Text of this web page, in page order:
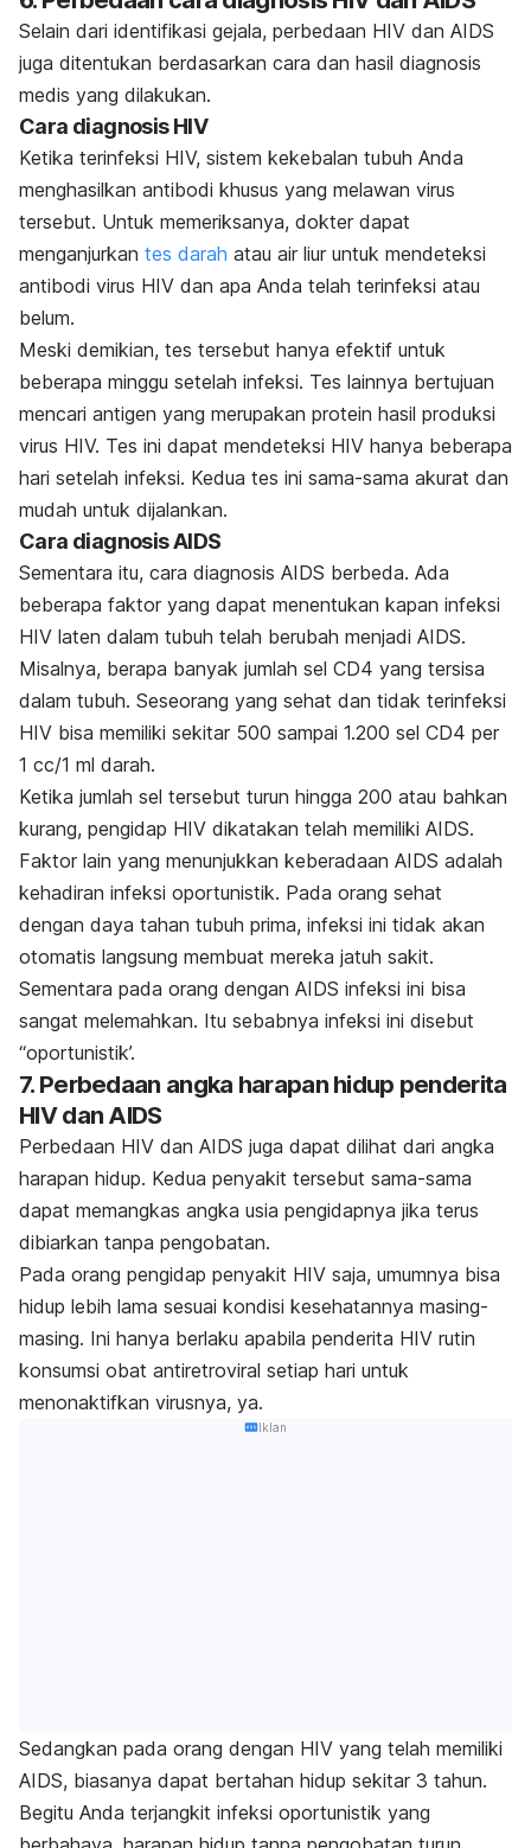
Selain dari identifikasi gejala, perbedaan HIV dan AIDS
juga ditentukan berdasarkan cara dan hasil diagnosis
medis yang dilakukan.
Cara diagnosis HIV
Ketika terinfeksi HIV, sistem kekebalan tubuh Anda
menghasilkan antibodi khusus yang melawan virus
tersebut. Untuk memeriksanya, dokter dapat
menganjurkan tes darah atau air liur untuk mendeteksi
antibodi virus HIV dan apa Anda telah terinfeksi atau
belum.
Meski demikian, tes tersebut hanya efektif untuk
beberapa minggu setelah infeksi. Tes lainnya bertujuan
mencari antigen yang merupakan protein hasil produksi
virus HIV. Tes ini dapat mendeteksi HIV hanya beberapa
hari setelah infeksi. Kedua tes ini sama-sama akurat dan
mudah untuk dijalankan.
Cara diagnosis AIDS
Sementara itu, cara diagnosis AIDS berbeda. Ada
beberapa faktor yang dapat menentukan kapan infeksi
HIV laten dalam tubuh telah berubah menjadi AIDS.
Misalnya, berapa banyak jumlah sel CD4 yang tersisa
dalam tubuh. Seseorang yang sehat dan tidak terinfeksi
HIV bisa memiliki sekitar 500 sampai 1.200 sel CD4 per
1 cc/1 ml darah.
Ketika jumlah sel tersebut turun hingga 200 atau bahkan
kurang, pengidap HIV dikatakan telah memiliki AIDS.
Faktor lain yang menunjukkan keberadaan AIDS adalah
kehadiran infeksi oportunistik. Pada orang sehat
dengan daya tahan tubuh prima, infeksi ini tidak akan
otomatis langsung membuat mereka jatuh sakit.
Sementara pada orang dengan AIDS infeksi ini bisa
sangat melemahkan. Itu sebabnya infeksi ini disebut
“oportunistik’.
7. Perbedaan angka harapan hidup penderita
HIV dan AIDS
Perbedaan HIV dan AIDS juga dapat dilihat dari angka
harapan hidup. Kedua penyakit tersebut sama-sama
dapat memangkas angka usia pengidapnya jika terus
dibiarkan tanpa pengobatan.
Pada orang pengidap penyakit HIV saja, umumnya bisa
hidup lebih lama sesuai kondisi kesehatannya masing-
masing. Ini hanya berlaku apabila penderita HIV rutin
konsumsi obat antiretroviral setiap hari untuk
menonaktifkan virusnya, ya.
Iklan
Sedangkan pada orang dengan HIV yang telah memiliki
AIDS, biasanya dapat bertahan hidup sekitar 3 tahun.
Begitu Anda terjangkit infeksi oportunistik yang